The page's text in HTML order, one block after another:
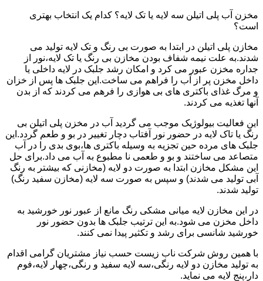
مخزن آب پلی اتیلن سه لایه یا تک لایه؟ کدام یک انتخاب بهتری
است؟
مخازن پلی اتیلن در ابتدا به صورت بی رنگ و تک لایه تولید می
شدند.به علت نیمه شفاف بودن مخازن بی رنگ یا تک لایه،نور از
جداره مخزن عبور می کرد و امکان رشد جلبک در لایه داخلی یا
داخل مخزن پر از آب را فراهم می ساخت.این جلبک ها پس از خزان
و مرگ غذای باکتری های بی هوازی را فرهم می کردند که از بدن
آنها تغذیه می کردند.
این فعالیت بیولوژیک موجب می گردید آب در مخزن پلی اتیلن بی
رنگ یا تاک لایه در حضور نور آفتاب دچار تغییر در بو و طعم گردد.این
جلبک های مرده حین تجزیه به وسیله باکتری ها،بوی بدی را در آب
متصاعد می ساختند و بو و طعمی نا مطبوع به آب می داد.برای حل
این مشکل مخازن ابتدا به صورت دو لایه (مخازنی که بیشتر به رنگ
آبی تولید می شدند) و سپس به صورت سه لایه (مخازن سفید رنگ)
تولید شدند.
در این مخازن لایه میانی مشکی رنگ مانع از عبور نور خورشید به
داخل مخزن می شود.به این ترتیب جلبک ها بدون حضور نور
خورشید شانسی برای رشد و تکثیر پیدا نمی کنند.
با همین روش شرکت ناب زیست حسب نیاز مشتریان گرامی اقدام
به تولید مخازن دو لایه رنگی،سه لایه سفید و رنگی،چهار لایه،فوم
دار،پنج لایه می نماید.